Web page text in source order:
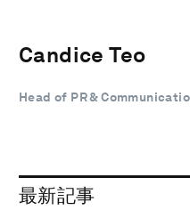
Candice Teo
Head of PR &
最新記事